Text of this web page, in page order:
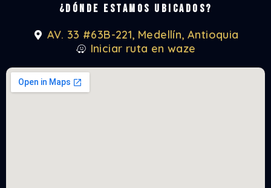
¿Dónde estamos ubicados?
AV. 33 #63B-221, Medellín, Antioquia
Iniciar ruta en waze